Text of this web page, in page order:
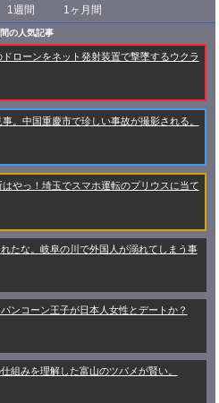
1週間 1ヶ月間
の人気記事
ドローンをネット発射装置で撃墜するウクラ
事。中国重慶市で珍しい事故が撮影される。
はやっ！埼玉でスマホ運転のプリウスに当て
れたな。岐阜の川で外国人が溺れてしまう事
パンコーン王子が日本人女性とデートか？
組みを理解した富山のツバメが賢い。